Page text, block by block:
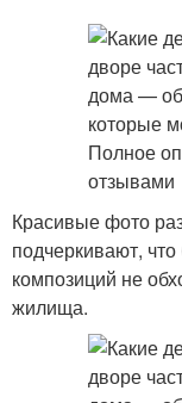
Красивые фото
подчеркивают,
композиций не
жилища.